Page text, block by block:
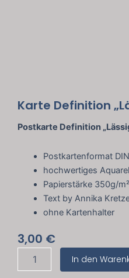
Karte Definition
Postkarte Definition
Postkartenformat
hochwertiges
Papierstärke 350g/m²
Text by Annika
ohne Kartenhalter
3,00 €
Definition
In den